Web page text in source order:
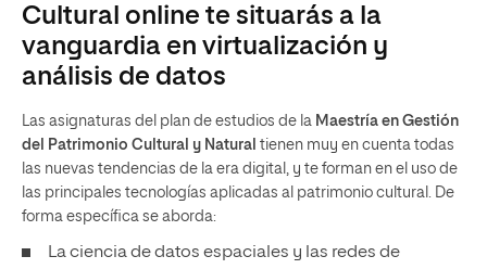
Cultural online te situarás a la
vanguardia en virtualización y
análisis de datos
Las asignaturas del plan de estudios de la Maestría en Gestión
del Patrimonio Cultural y Natural tienen muy en cuenta todas
las nuevas tendencias de la era digital, y te forman en el uso de
las principales tecnologías aplicadas al patrimonio cultural. De
forma específica se aborda:
La ciencia de datos espaciales y las redes de